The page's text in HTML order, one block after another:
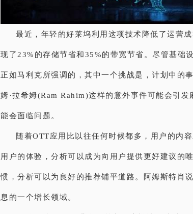
最近，年轻的好莱坞利用这项技术降低了运营
现了23%的存储节省和35%的带宽节省。尽管基础
正如马利克所强调的，其中一个挑战是，计划中的
姆·拉希姆(Ram Rahim)这样的意外事件可能会引
能会面临问题。
随着OTT应用比以往任何时候都多，用户的内
用户的体验，分析可以成为向用户提供更好建议的
惯，分析可以为良好的推荐铺平道路。阿姆斯特肖
息的一个增长领域。